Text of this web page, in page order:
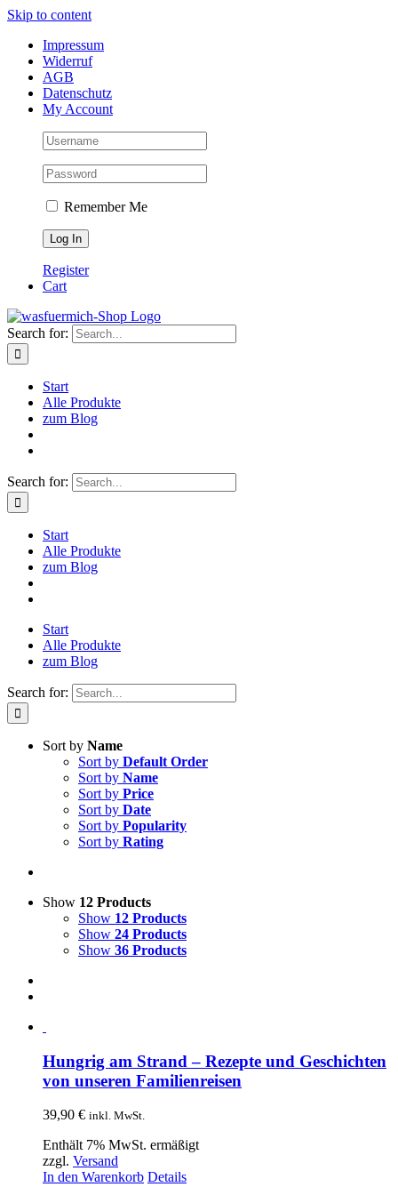
Skip to content
Impressum
Widerruf
AGB
Datenschutz
My Account
Remember Me
Register
Cart
Search for:
Start
Alle Produkte
zum Blog
Search for:
Start
Alle Produkte
zum Blog
Start
Alle Produkte
zum Blog
Search for:
Sort by Name
Sort by Default Order
Sort by Name
Sort by Price
Sort by Date
Sort by Popularity
Sort by Rating
Show 12 Products
Show 12 Products
Show 24 Products
Show 36 Products
Hungrig am Strand – Rezepte und Geschichten
von unseren Familienreisen
39,90 € inkl. MwSt.
Enthält 7% MwSt. ermäßigt
zzgl. Versand
In den Warenkorb Details